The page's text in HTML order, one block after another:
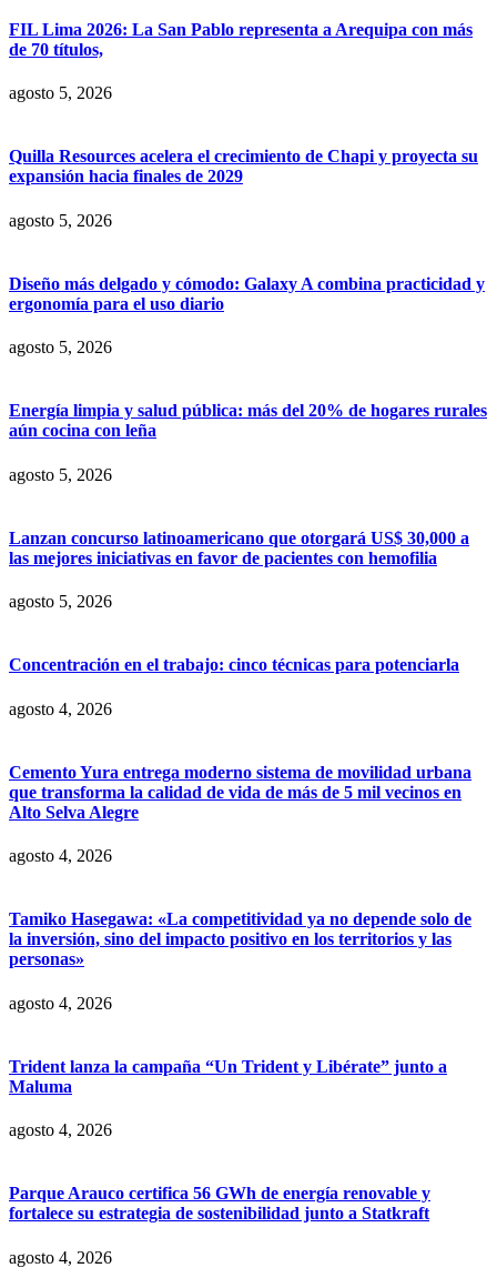
FIL Lima 2026: La San Pablo representa a Arequipa con más
de 70 títulos,
agosto 5, 2026
Quilla Resources acelera el crecimiento de Chapi y proyecta su
expansión hacia finales de 2029
agosto 5, 2026
Diseño más delgado y cómodo: Galaxy A combina practicidad y
ergonomía para el uso diario
agosto 5, 2026
Energía limpia y salud pública: más del 20% de hogares rurales
aún cocina con leña
agosto 5, 2026
Lanzan concurso latinoamericano que otorgará US$ 30,000 a
las mejores iniciativas en favor de pacientes con hemofilia
agosto 5, 2026
Concentración en el trabajo: cinco técnicas para potenciarla
agosto 4, 2026
Cemento Yura entrega moderno sistema de movilidad urbana
que transforma la calidad de vida de más de 5 mil vecinos en
Alto Selva Alegre
agosto 4, 2026
Tamiko Hasegawa: «La competitividad ya no depende solo de
la inversión, sino del impacto positivo en los territorios y las
personas»
agosto 4, 2026
Trident lanza la campaña “Un Trident y Libérate” junto a
Maluma
agosto 4, 2026
Parque Arauco certifica 56 GWh de energía renovable y
fortalece su estrategia de sostenibilidad junto a Statkraft
agosto 4, 2026